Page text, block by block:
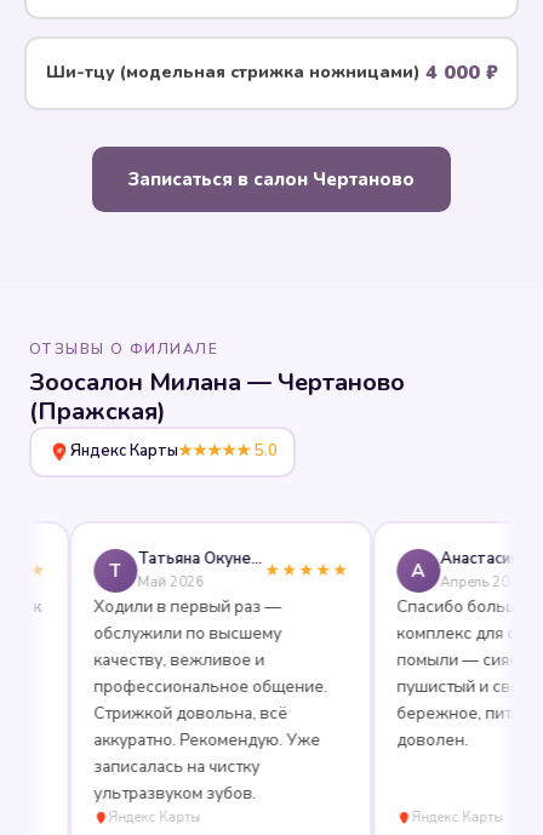
Ши-тцу (модельная стрижка ножницами) 4 000 ₽
Записаться в салон Чертаново
ОТЗЫВЫ О ФИЛИАЛЕ
Зоосалон Милана — Чертаново
(Пражская)
Яндекс Карты★★★★★ 5.0
Татьяна Окунева
Май 2026
★★★★★
Ходили в первый раз —
обслужили по высшему
качеству, вежливое и
профессиональное общение.
Стрижкой довольна, всё
аккуратно. Рекомендую. Уже
записалась на чистку
ультразвуком зубов.
Яндекс Карты
Анастасия
Апрель 2026
Спасибо большое за
комплекс для
помыли — сияет как
пушистый и свежий.
бережное, питомец
доволен.
Яндекс Карты